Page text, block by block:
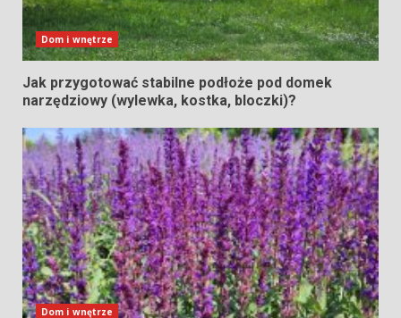
Dom i wnętrze
Jak przygotować stabilne podłoże pod domek
narzędziowy (wylewka, kostka, bloczki)?
Dom i wnętrze